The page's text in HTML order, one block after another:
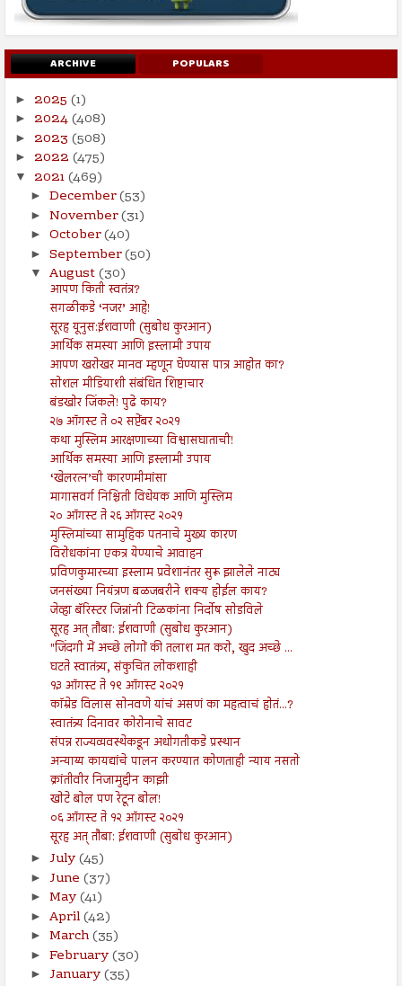
ARCHIVE POPULARS
► 2025 (1)
► 2024(408)
► 2023 (508)
► 2022 (475)
▼ 2021(469)
► December(53)
► November(31)
► October(40)
► September(50)
▼ August(30)
आपण किती स्वतंत्र?
सगळीकडे ‘नजर’ आहे!
सूरह यूनुस:ईशवाणी (सुबोध कुरआन)
आर्थिक समस्या आणि इस्लामी उपाय
आपण खरोखर मानव म्हणून घेण्यास पात्र आहोत का?
सोशल मीडियाशी संबंधित शिष्टाचार
बंडखोर जिंकले! पुढे काय?
२७ ऑगस्ट ते ०२ सप्टेंबर २०२१
कथा मुस्लिम आरक्षणाच्या विश्वासघाताची!
आर्थिक समस्या आणि इस्लामी उपाय
‘खेलरत्न’ची कारणमीमांसा
मागासवर्ग निश्चिती विधेयक आणि मुस्लिम
२० ऑगस्ट ते २६ ऑगस्ट २०२१
मुस्लिमांच्या सामुहिक पतनाचे मुख्य कारण
विरोधकांना एकत्र येण्याचे आवाहन
प्रविणकुमारच्या इस्लाम प्रवेशानंतर सुरू झालेले नाट्य
जनसंख्या नियंत्रण बळजबरीने शक्य होईल काय?
जेव्हा बॅरिस्टर जिन्नांनी टिळकांना निर्दोष सोडविले
सूरह अत् तौबा: ईशवाणी (सुबोध कुरआन)
"जिंदगी में अच्छे लोगों की तलाश मत करो, खुद अच्छे ...
घटते स्वातंत्र्य, संकुचित लोकशाही
१३ ऑगस्ट ते १९ ऑगस्ट २०२१
कॉम्रेड विलास सोनवणे यांचं असणं का महत्वाचं होतं...?
स्वातंत्र्य दिनावर कोरोनाचे सावट
संपन्न राज्यव्यवस्थेकडून अधोगतीकडे प्रस्थान
अन्याय्य कायद्यांचे पालन करण्यात कोणताही न्याय नसतो
क्रांतीवीर निजामुद्दीन काझी
खोटे बोल पण रेटून बोल!
०६ ऑगस्ट ते १२ ऑगस्ट २०२१
सूरह अत् तौबा: ईशवाणी (सुबोध कुरआन)
► July(45)
► June (37)
► May(41)
► April(42)
► March(35)
► February(30)
► January(35)